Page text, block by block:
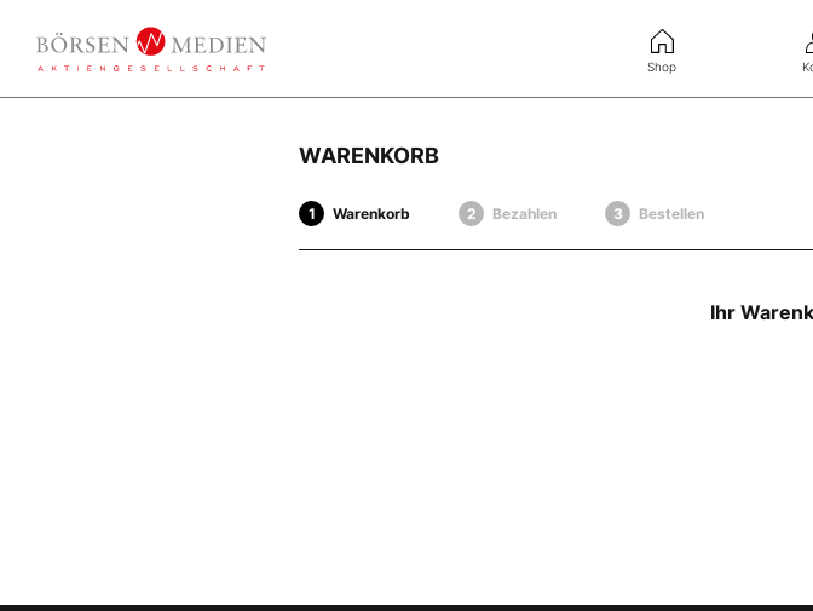
Shop
WARENKORB
Warenkorb Bezahlen Bestellen
Ihr